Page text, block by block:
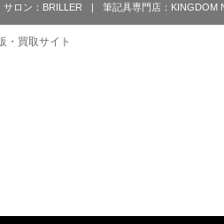
ロン：BRILLER | 筆記具専門店：KINGDOM
・買取サイト